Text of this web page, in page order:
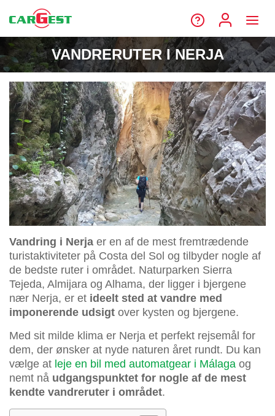
VANDRERUTER I NERJA
Vandring i Nerja er en af de mest fremtrædende
turistaktiviteter på Costa del Sol og tilbyder nogle af
de bedste ruter i området. Naturparken Sierra
Tejeda, Almijara og Alhama, der ligger i bjergene
nær Nerja, er et ideelt sted at vandre med
imponerende udsigt over kysten og bjergene.
Med sit milde klima er Nerja et perfekt rejsemål for
dem, der ønsker at nyde naturen året rundt. Du kan
vælge at leje en bil med automatgear i Málaga og
nemt nå udgangspunktet for nogle af de mest
kendte vandreruter i området.